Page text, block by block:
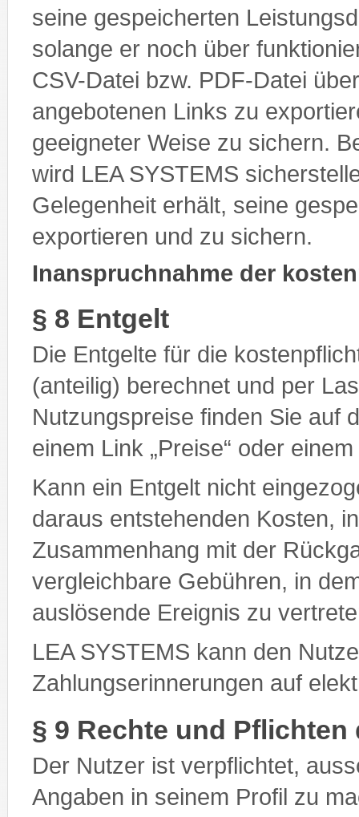
seine gespeicherten
solange er noch über
CSV-Datei bzw. PDF-Datei
angebotenen Links zu
geeigneter Weise zu sichern.
wird LEA SYSTEMS
Gelegenheit erhält, seine
exportieren und zu sichern.
Inanspruchnahme der
§ 8 Entgelt
Die Entgelte für die
(anteilig) berechnet und per
Nutzungspreise finden Sie auf
einem Link „Preise“ oder
Kann ein Entgelt nicht
daraus entstehenden Kosten,
Zusammenhang mit der
vergleichbare Gebühren, in
auslösende Ereignis zu
LEA SYSTEMS kann den
Zahlungserinnerungen auf
§ 9 Rechte und Pflichten
Der Nutzer ist verpflichtet,
Angaben in seinem Profil zu